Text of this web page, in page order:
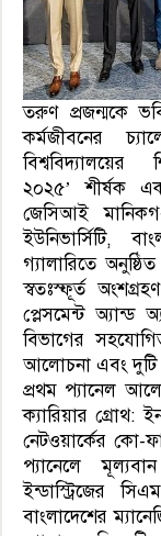
তরুণ প্রজন্মকে
কর্মজীবনের
২০২৫’ শীর্ষক
জেসিআই
ইউনিভার্সিটি,
গ্যালারিতে
স্বতঃস্ফূর্ত
প্লেসমেন্ট
বিভাগের
আলোচনা এবং দুটি
প্রথম প্যানেল
ক্যারিয়ার গ্রোথ:
নেটওয়ার্কের কো-
প্যানেলে
ইন্ডাস্ট্রিজের
বাংলাদেশের